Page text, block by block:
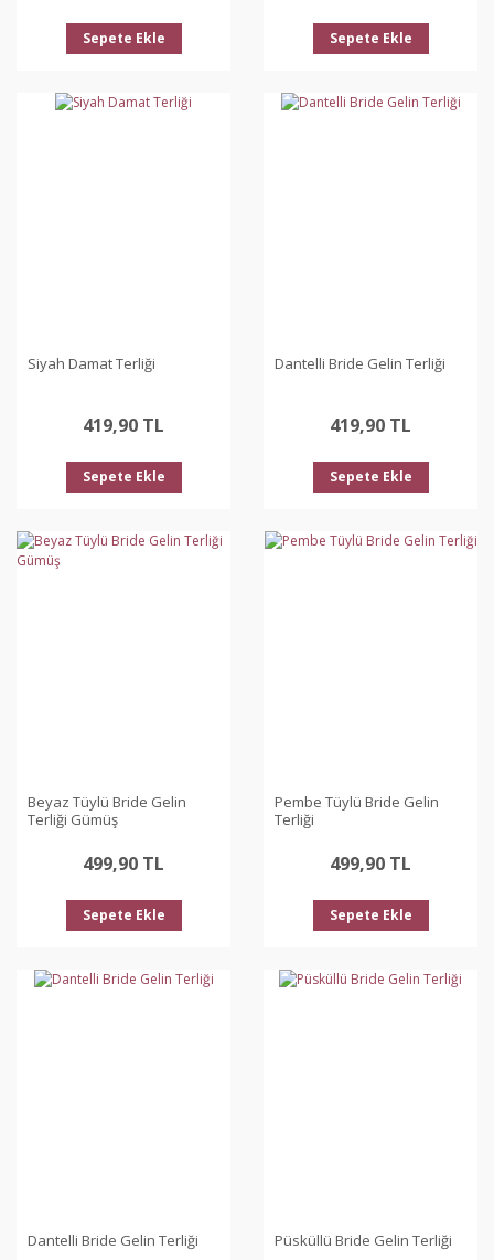
Sepete Ekle Sepete Ekle
Siyah Damat Terliği
419,90 TL
Sepete Ekle
Dantelli Bride Gelin Terliği
419,90 TL
Sepete Ekle
Beyaz Tüylü Bride Gelin
Terliği Gümüş
499,90 TL
Sepete Ekle
Pembe Tüylü Bride Gelin
Terliği
499,90 TL
Sepete Ekle
Dantelli Bride Gelin Terliği Püsküllü Bride Gelin Terliği